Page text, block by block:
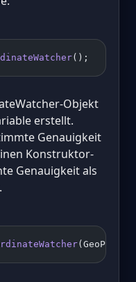
();
Objekt
erstellt.
Genauigkeit
Konstruktor-
Genauigkeit als